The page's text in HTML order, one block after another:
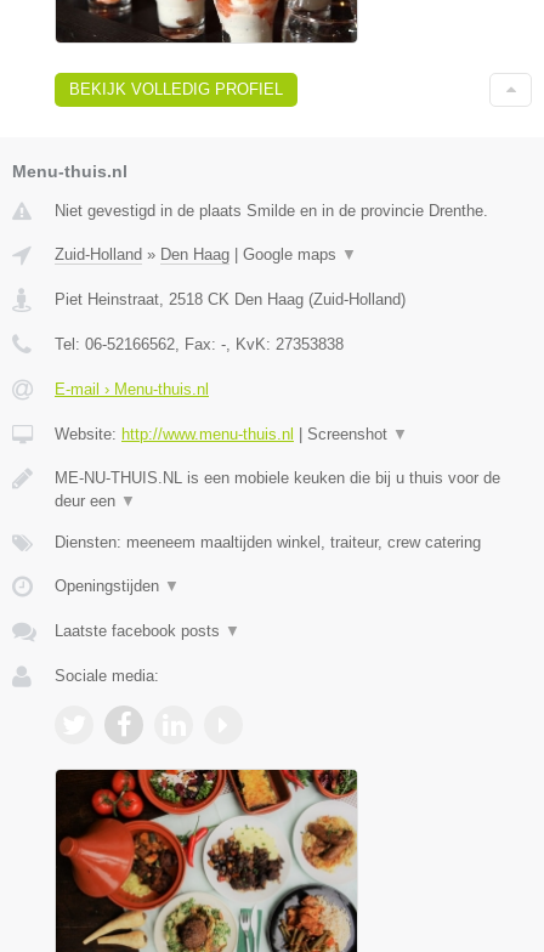
BEKIJK VOLLEDIG PROFIEL
Menu-thuis.nl
Niet gevestigd in de plaats Smilde en in de provincie Drenthe.
Zuid-Holland » Den Haag Google maps ▼
Piet Heinstraat 2518 CK Den Haag (Zuid-Holland)
Tel: 06-52166562 , Fax: - , KvK: 27353838
E-mail › Menu-thuis.nl
Website: http://www.menu-thuis.nl Screenshot ▼
ME-NU-THUIS.NL is een mobiele keuken die bij u thuis voor de
deur een ▼
Diensten: meeneem maaltijden winkel, traiteur, crew catering
Openingstijden ▼
Laatste facebook posts ▼
Sociale media: